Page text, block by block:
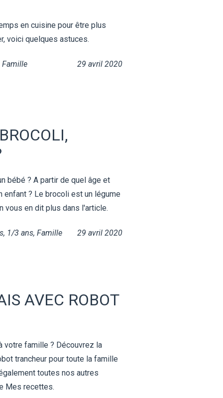
en cuisine pour être plus
voici quelques astuces.
29 avril 2020
Famille
bébé ? A partir de quel âge et
enfant ? Le brocoli est un légume
vous en dit plus dans l'article.
29 avril 2020
, 1/3 ans, Famille
AVEC ROBOT
votre famille ? Découvrez la
trancheur pour toute la famille
toutes nos autres
Mes recettes.